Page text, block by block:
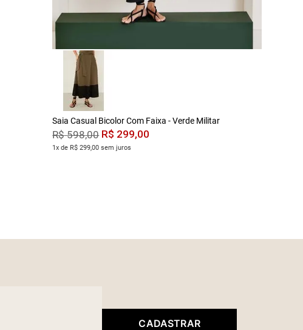
Saia Casual Bicolor Com Faixa - Verde Militar
R$ 598,00 R$ 299,00
1x de R$ 299,00 sem juros
CADASTRAR